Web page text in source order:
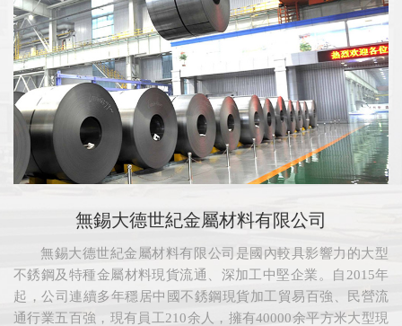
無錫大德世紀金屬材料有限公司
無錫大德世紀金屬材料有限公司是國內較具影響力的大型
不銹鋼及特種金屬材料現貨流通、深加工中堅企業。自2015年
起，公司連續多年穩居中國不銹鋼現貨加工貿易百強、民營流
通行業五百強，現有員工210余人，擁有40000余平方米大型現